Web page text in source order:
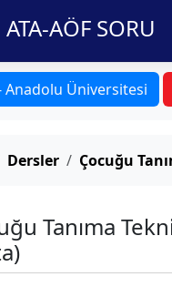
ATA-AÖF SORU
Anadolu Üniversitesi
Dersler Çocuğu
Tanıma